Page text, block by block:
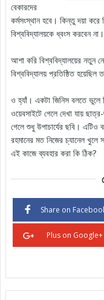
বেকারদের
কর্মসংস্থান হবে। কিন্তু দয়া
বিশ্ববিদ্যালয়কে ধ্বংস করবেন না।
আশা করি বিশ্ববিদ্যালয়ের নতুন
বিশ্ববিদ্যালয় প্রতিষ্ঠিত হয়েছিল
ও হ্যাঁ। একটা জিনিস বলতে ভুলে
ওয়েবসাইটে গেলে দেখা যায়
গেলে শুধু উপাচার্যের ছবি।
রহমানের মত নিজের চ্যানেল খুলে
এই কাজে ব্যবহার করা কি ঠিক?
Share on
Plus on Google+